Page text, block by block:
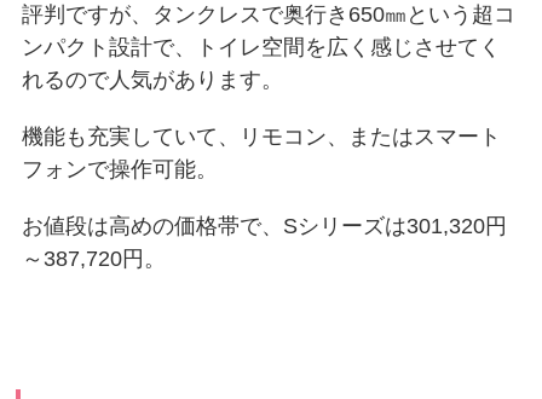
評判ですが、タンクレスで奥行き650㎜という超コ
ンパクト設計で、トイレ空間を広く感じさせてく
れるので人気があります。
機能も充実していて、リモコン、またはスマート
フォンで操作可能。
お値段は高めの価格帯で、Sシリーズは301,320円
～387,720円。